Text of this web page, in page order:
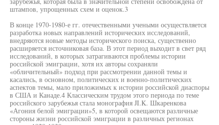
штампов, упрощенных схем и оценок.3
В конце 1970-1980-е гг. отечественными учеными осуществляется
разработка новых направлений исторических исследований,
внедряются новые методы исторического поиска, существенно
расширяется источниковая база. В этот период выходит в свет ряд
исследований, в которых затрагиваются проблемы истории
российской эмиграции, хотя их авторы сохраняли
«обличительный» подход при рассмотрении данной темы и
касались, в основном, политических и военно-политических
аспектов темы, мало приложимых к истории российской диаспоры
в США и Канаде.4 Классическим трудом этого периода по теме
российского зарубежья стала монография JI.K. Шкаренкова
«Агония белой эмиграции»5, в которой освещаются различные
стороны жизни российской эмиграции в различных регионах